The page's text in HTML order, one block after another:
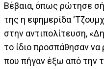
Βέβαια, όπως ρώτησε
της η εφημερίδα
στην αντιπολίτευση,
το ίδιο προσπάθησαν
που πήγαν έξω από την